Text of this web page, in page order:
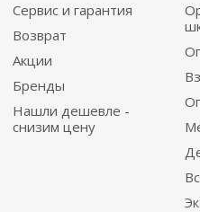
Сервис и гарантия
Возврат
Акции
Бренды
Нашли дешевле -
снизим цену